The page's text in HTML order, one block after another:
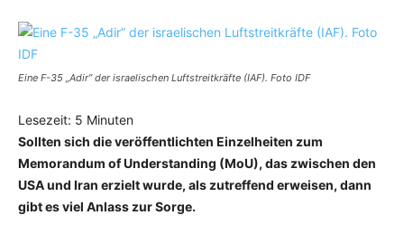
Eine F-35 „Adir” der israelischen Luftstreitkräfte (IAF). Foto IDF
Lesezeit: 5 Minuten
Sollten sich die veröffentlichten Einzelheiten zum
Memorandum of Understanding (MoU), das zwischen den
USA und Iran erzielt wurde, als zutreffend erweisen, dann
gibt es viel Anlass zur Sorge.